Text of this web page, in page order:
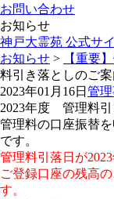
お問い合わせ
お知らせ
神戸大霊苑 公式サ
お知らせ > 【重要
料引き落としのご案
2023年01月16日 管
2023年度 管理料引
管理料の口座振替
です。
管理料引落日が
ご登録口座の残高
す。